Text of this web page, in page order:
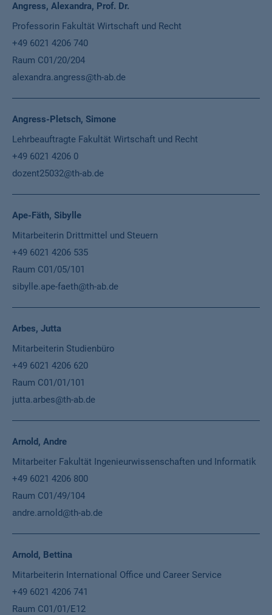
Angress, Alexandra, Prof. Dr.
Professorin Fakultät Wirtschaft und Recht
+49 6021 4206 740
Raum C01/20/204
alexandra.angress@th-ab.de
Angress-Pletsch, Simone
Lehrbeauftragte Fakultät Wirtschaft und Recht
+49 6021 4206 0
dozent25032@th-ab.de
Ape-Fäth, Sibylle
Mitarbeiterin Drittmittel und Steuern
+49 6021 4206 535
Raum C01/05/101
sibylle.ape-faeth@th-ab.de
Arbes, Jutta
Mitarbeiterin Studienbüro
+49 6021 4206 620
Raum C01/01/101
jutta.arbes@th-ab.de
Arnold, Andre
Mitarbeiter Fakultät Ingenieurwissenschaften und Informatik
+49 6021 4206 800
Raum C01/49/104
andre.arnold@th-ab.de
Arnold, Bettina
Mitarbeiterin International Office und Career Service
+49 6021 4206 741
Raum C01/01/E12